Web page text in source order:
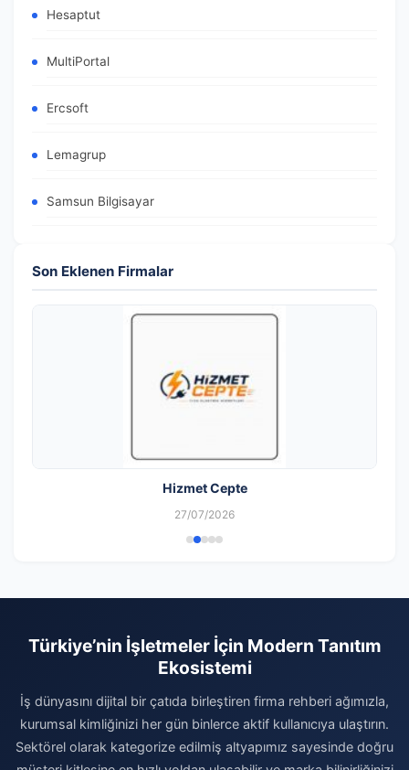
Hesaptut
MultiPortal
Ercsoft
Lemagrup
Samsun Bilgisayar
Son Eklenen Firmalar
Hizmet Cepte
27/07/2026
Türkiye’nin İşletmeler İçin Modern Tanıtım
Ekosistemi
İş dünyasını dijital bir çatıda birleştiren firma rehberi ağımızla,
kurumsal kimliğinizi her gün binlerce aktif kullanıcıya ulaştırın.
Sektörel olarak kategorize edilmiş altyapımız sayesinde doğru